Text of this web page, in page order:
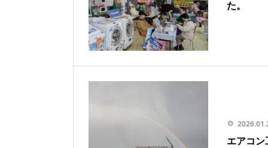
た。
エアコ